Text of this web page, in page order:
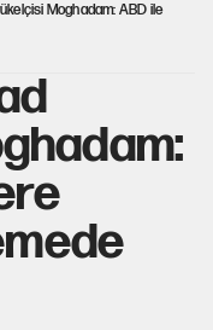
Moghadam: ABD ile